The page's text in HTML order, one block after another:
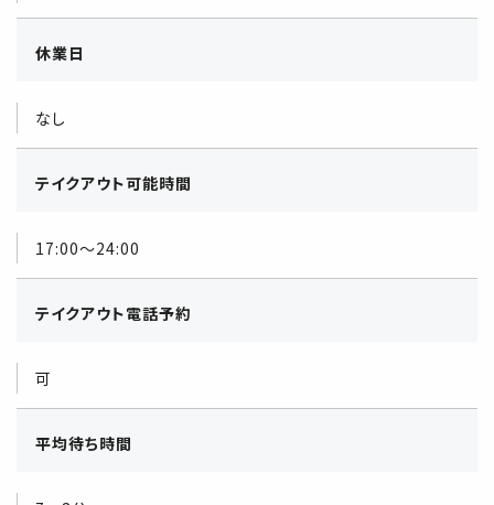
休業日
なし
テイクアウト可能時間
17:00～24:00
テイクアウト電話予約
可
平均待ち時間